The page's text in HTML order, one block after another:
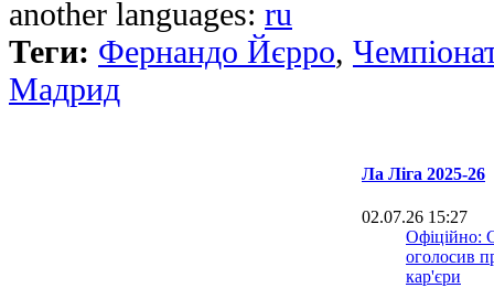
another languages: ru
Теги: Фернандо Йєрро,
Мадрид
Ла Ліга 2025-26
02.07.26 15:27
Офіційно:
оголосив
кар'єри